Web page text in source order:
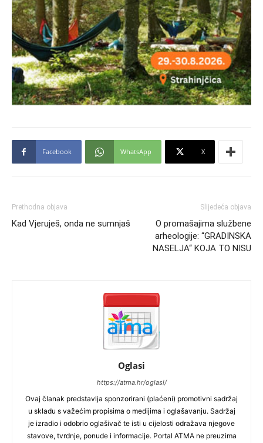
Facebook WhatsApp X
Prethodna objava
Kad Vjeruješ, onda ne sumnjaš
Slijedeća objava
O promašajima službene
arheologije: “GRADINSKA
NASELJA“ KOJA TO NISU
Oglasi
https://atma.hr/oglasi/
Ovaj članak predstavlja sponzorirani (plaćeni) promotivni sadržaj
u skladu s važećim propisima o medijima i oglašavanju. Sadržaj
je izradio i odobrio oglašivač te isti u cijelosti odražava njegove
stavove, tvrdnje, ponude i informacije. Portal ATMA ne preuzima